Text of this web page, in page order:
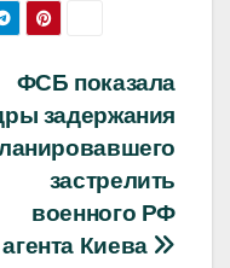
ФСБ показала
задержания
застрелить
военного РФ
агента Киева